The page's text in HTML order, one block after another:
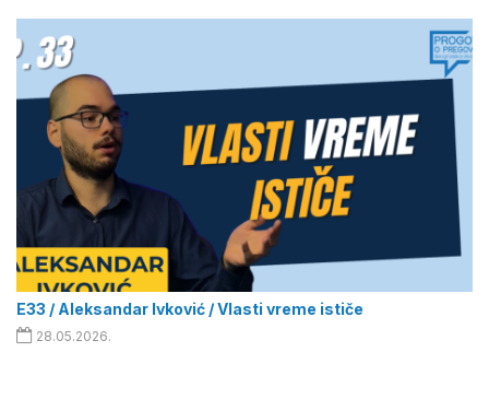
E33 / Aleksandar Ivković / Vlasti vreme ističe
28.05.2026.